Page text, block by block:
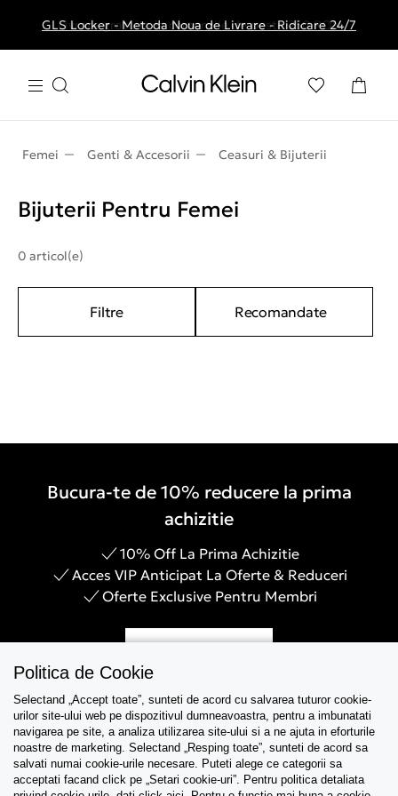
Livrare gratuita la comenzile de peste 250 RON
GLS Locker - Metoda Noua de Livrare - Ridicare 24/7
Femei Genti & Accesorii Ceasuri & Bijuterii
Bijuterii Pentru Femei
0 articol(e)
Filtre Recomandate
Bucura-te de 10% reducere la prima
achizitie
10% Off La Prima Achizitie
Acces VIP Anticipat La Oferte & Reduceri
Oferte Exclusive Pentru Membri
Asistenta
Colectii
Politica de Cookie
Selectand „Accept toate”, sunteti de acord cu salvarea tuturor cookie-
urilor site-ului web pe dispozitivul dumneavoastra, pentru a imbunatati
navigarea pe site, a analiza utilizarea site-ului si a ne ajuta in eforturile
noastre de marketing. Selectand „Resping toate”, sunteti de acord sa
salvati numai cookie-urile necesare. Puteti alege ce categorii sa
acceptati facand click pe „Setari cookie-uri”. Pentru politica detaliata